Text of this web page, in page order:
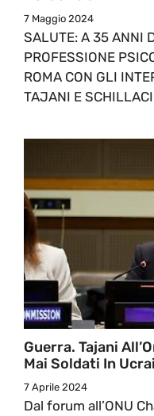
7 Maggio 2024
SALUTE: A 35 ANNI
PROFESSIONE
ROMA CON GLI
TAJANI E
Guerra. Tajani
Mai Soldati In
7 Aprile 2024
Dal forum all’ONU